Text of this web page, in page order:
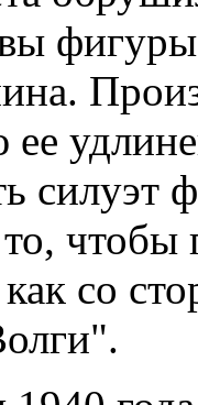
ее
силуэт
то,
со